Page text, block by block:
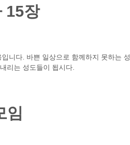
15장
니다. 바쁜 일상으로 함께하지 못하는 성
리는 성도들이 됩시다.
임